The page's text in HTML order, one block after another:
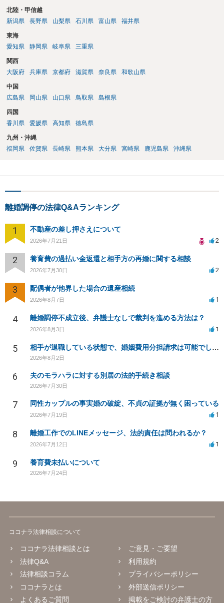
北陸・甲信越
新潟県
長野県 山梨県 石川県 富山県 福井県
東海
愛知県
静岡県 岐阜県 三重県
関西
大阪府
兵庫県 京都府 滋賀県 奈良県 和歌山県
中国
広島県
岡山県 山口県 鳥取県 島根県
四国
香川県
愛媛県 高知県 徳島県
九州・沖縄
福岡県
佐賀県 長崎県 熊本県 大分県 宮崎県 鹿児島県 沖縄県
離婚調停の法律Q&Aランキング
1 不動産の差し押さえについて
2026年7月21日 2
2 養育費の過払い金返還と相手方の再婚に関する相談
2026年7月30日 2
3 配偶者が他界した場合の遺産相続
2026年8月7日 1
4 離婚調停不成立後、弁護士なしで裁判を進める方法は？
2026年8月3日 1
5 相手が退職している状態で、婚姻費用分担請求は可能でしょうか？
2026年8月2日
6 夫のモラハラに対する別居の法的手続き相談
2026年7月30日
7 同性カップルの事実婚の破綻、不貞の証拠が無く困っている
2026年7月19日 1
8 離婚工作でのLINEメッセージ、法的責任は問われるか？
2026年7月12日 1
9 養育費未払いについて
2026年7月24日
ココナラ法律相談について
ココナラ法律相談とは
法律Q&A
法律相談コラム
ココナラとは
よくあるご質問
ご意見・ご要望
利用規約
プライバシーポリシー
外部送信ポリシー
掲載をご検討の弁護士の方